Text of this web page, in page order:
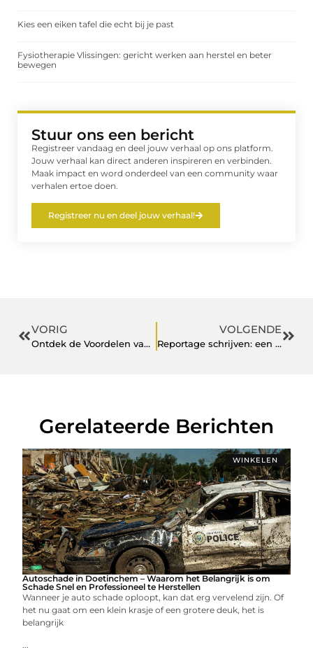
Kies een eiken tafel die echt bij je past
Fysiotherapie Vlissingen: gericht werken aan herstel en beter
bewegen
Stuur ons een bericht
Registreer vandaag en deel jouw verhaal op ons platform.
Jouw verhaal kan direct anderen inspireren en verbinden.
Maak impact en word onderdeel van een community waar
verhalen ertoe doen.
Registreer nu en deel jouw verhaal!
VORIG
Ontdek de Voordelen van een Autosloperij in Hoogeveen
VOLGENDE
Reportage schrijven: een meesterwerk op papier
Gerelateerde Berichten
WINKELEN
Autoschade in Doetinchem – Waarom het Belangrijk is om
Schade Snel en Professioneel te Herstellen
Wanneer je auto schade oploopt, kan dat erg vervelend zijn. Of
het nu gaat om een klein krasje of een grotere deuk, het is
belangrijk
...